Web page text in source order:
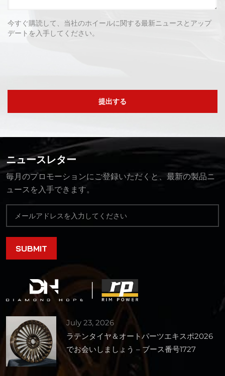
今すぐ購読して、当社のホイールに関する最新ニュースとアップ
デートを入手してください。
提出する
ニュースレター
毎月のプロモーションにご登録いただくと、最新の製品ニ
ュースを入手できます。
July 23, 2026
ラテンタイヤ＆オートパーツエキスポ2026
でお会いしましょう – ブース番号1727